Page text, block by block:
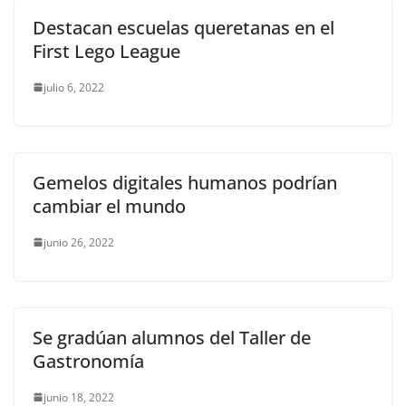
Destacan escuelas queretanas en el
First Lego League
julio 6, 2022
Gemelos digitales humanos podrían
cambiar el mundo
junio 26, 2022
Se gradúan alumnos del Taller de
Gastronomía
junio 18, 2022